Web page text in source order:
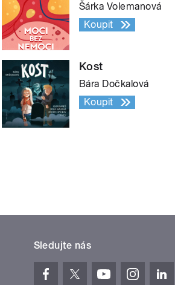
Šárka Volemanová
Koupit
Kost
Bára Dočkalová
Koupit
Sledujte nás